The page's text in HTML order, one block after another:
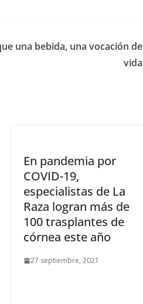
una bebida, una vocación de
vida
En pandemia por
COVID-19,
especialistas de La
Raza logran más de
100 trasplantes de
córnea este año
27 septiembre, 2021